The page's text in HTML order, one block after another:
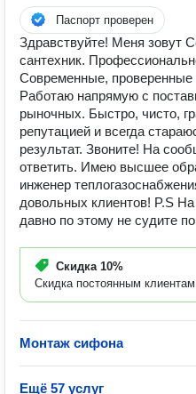
Паспорт проверен
Здравствуйте! Меня зовут
сантехник.
Современные, проверенные
Работаю напрямую с
рыночных. Быстро, чисто,
репутацией и всегда
результат. Звоните! На
ответить. Имею высшее
инженер
довольных клиентов! P.S
давно по этому не судите по
Скидка 10%
Скидка постоянным
Монтаж сифона
Ещё 57 услуг